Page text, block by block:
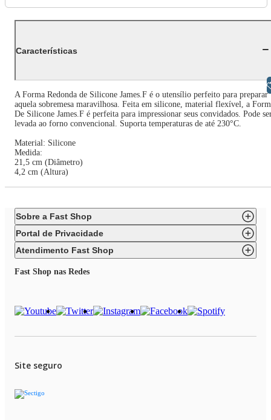
Características
A Forma Redonda de Silicone James.F é o utensílio perfeito para preparar
aquela sobremesa maravilhosa. Feita em silicone, material flexível, a
De Silicone James.F é perfeita para impressionar seus convidados. Pode
levada ao forno convencional. Suporta temperaturas de até 230°C.
Material: Silicone
Medida:
21,5 cm (Diâmetro)
4,2 cm (Altura)
Sobre a Fast Shop
Portal de Privacidade
Atendimento Fast Shop
Fast Shop nas Redes
Site seguro